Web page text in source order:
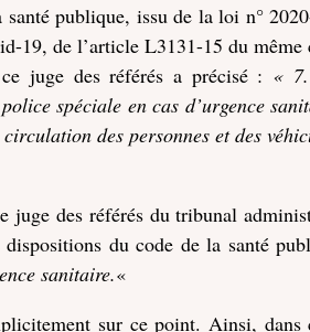
publique, issu de la loi n°
19, de l’article L3131-15 du même
juge des référés a précisé : «
spéciale en cas d’urgence
des personnes et des
juge des référés du tribunal
du code de la santé
sanitaire.«
sur ce point. Ainsi, dans